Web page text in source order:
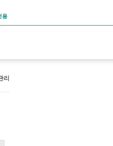
용
리